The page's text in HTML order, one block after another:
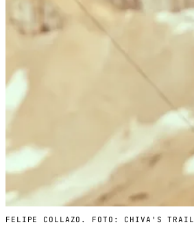
FELIPE COLLAZO. FOTO: CHIVA'S TRAIL